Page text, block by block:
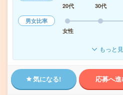
20代
30代
男女比率
女性
もっと
気になる! 応募へ